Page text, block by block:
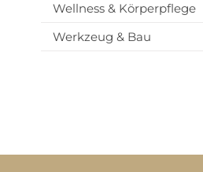
Wellness & Körperpflege
Werkzeug & Bau